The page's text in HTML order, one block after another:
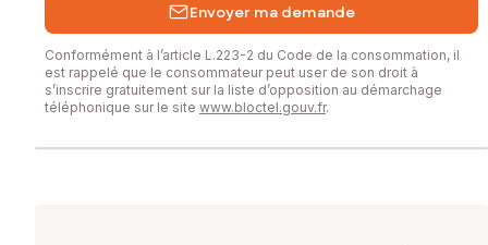
Envoyer ma demande
Conformément à l’article L.223-2 du Code de la consommation, il
est rappelé que le consommateur peut user de son droit à
s’inscrire gratuitement sur la liste d’opposition au démarchage
téléphonique sur le site www.bloctel.gouv.fr.